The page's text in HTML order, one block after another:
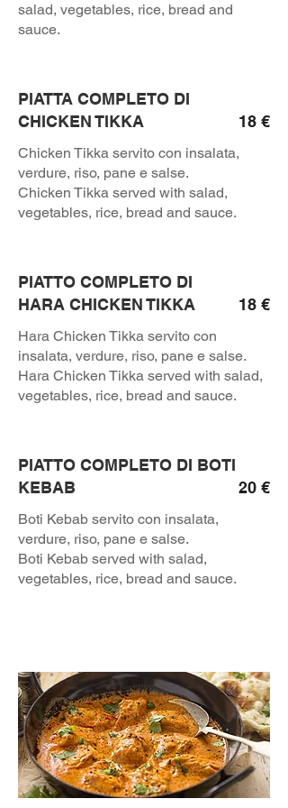
salad, vegetables, rice, bread and
sauce.
PIATTA COMPLETO DI
CHICKEN TIKKA
Chicken Tikka servito con insalata,
verdure, riso, pane e salse.
Chicken Tikka served with salad,
vegetables, rice, bread and sauce.
18 €
PIATTO COMPLETO DI
HARA CHICKEN TIKKA
Hara Chicken Tikka servito con
insalata, verdure, riso, pane e salse.
Hara Chicken Tikka served with salad,
vegetables, rice, bread and sauce.
18 €
PIATTO COMPLETO DI BOTI
KEBAB
Boti Kebab servito con insalata,
verdure, riso, pane e salse.
Boti Kebab served with salad,
vegetables, rice, bread and sauce.
20 €